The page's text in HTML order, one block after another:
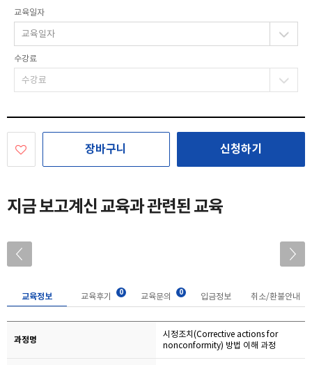
교육일자
수강료
장바구니 신청하기
지금 보고계신 교육과 관련된 교육
교육정보 교육후기 0 교육문의 0 입금정보 취소/환불안내
과정명
시정조치(Corrective actions for
nonconformity) 방법 이해 과정